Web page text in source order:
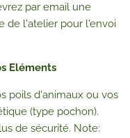
par email une
de l'atelier pour l'envoi
Eléments
poils d'animaux ou vos
(type pochon).
de sécurité. Note: